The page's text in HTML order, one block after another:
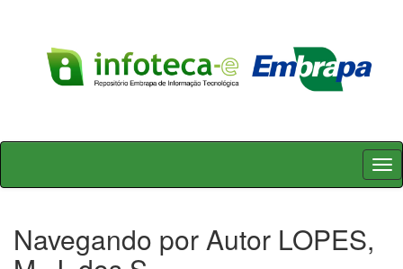
Skip
Navegando por Autor LOPES,